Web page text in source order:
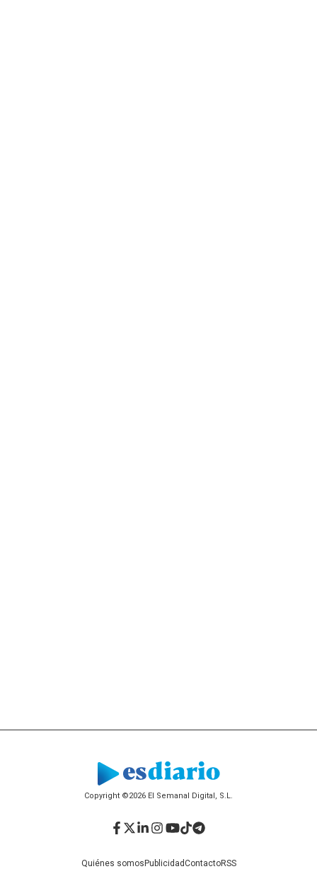
Copyright ©2026 El Semanal Digital, S.L.
Quiénes somosPublicidadContactoRSS
Facebook
Twitter
LinkedIn
Instagram
YouTube
TikTok
Telegram